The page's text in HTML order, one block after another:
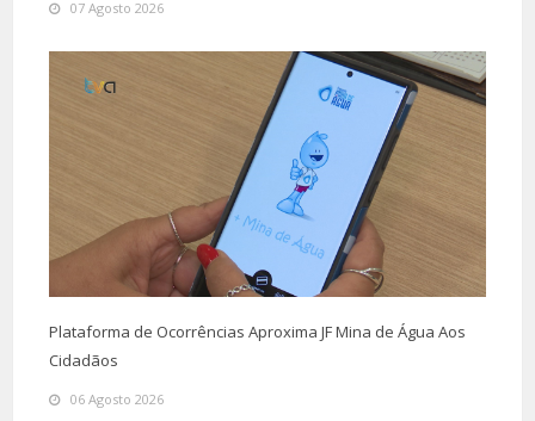
07 Agosto 2026
Plataforma de Ocorrências Aproxima JF Mina de Água Aos
Cidadãos
06 Agosto 2026